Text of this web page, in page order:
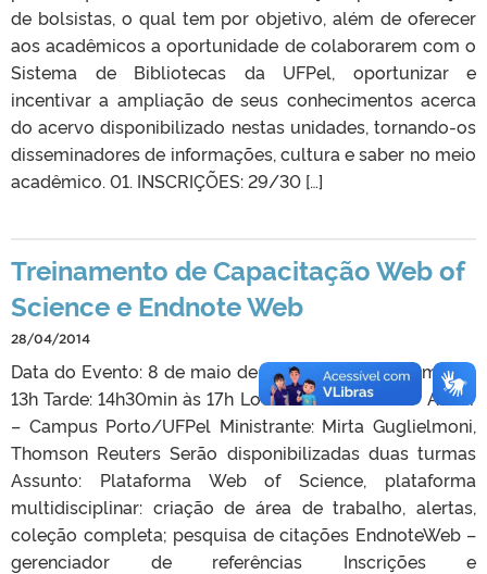
de bolsistas, o qual tem por objetivo, além de oferecer
aos acadêmicos a oportunidade de colaborarem com o
Sistema de Bibliotecas da UFPel, oportunizar e
incentivar a ampliação de seus conhecimentos acerca
do acervo disponibilizado nestas unidades, tornando-os
disseminadores de informações, cultura e saber no meio
acadêmico. 01. INSCRIÇÕES: 29/30 […]
Treinamento de Capacitação Web of
Science e Endnote Web
28/04/2014
Data do Evento: 8 de maio de 2014 Manhã: 10h30min às
13h Tarde: 14h30min às 17h Local: Auditório do 4º Andar
– Campus Porto/UFPel Ministrante: Mirta Guglielmoni,
Thomson Reuters Serão disponibilizadas duas turmas
Assunto: Plataforma Web of Science, plataforma
multidisciplinar: criação de área de trabalho, alertas,
coleção completa; pesquisa de citações EndnoteWeb –
gerenciador de referências Inscrições e